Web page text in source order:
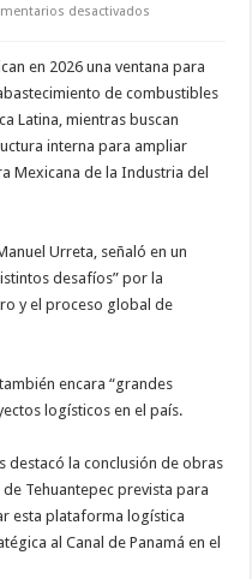
desactivados
México
como
centro
de
marinos
limpios
para
en 2026 una ventana para
de combustibles
Latina, mientras buscan
interna para ampliar
Mexicana de la Industria del
Urreta, señaló en un
desafíos” por la
y el proceso global de
encara “grandes
logísticos en el país.
destacó la conclusión de obras
Tehuantepec prevista para
esta plataforma logística
al Canal de Panamá en el